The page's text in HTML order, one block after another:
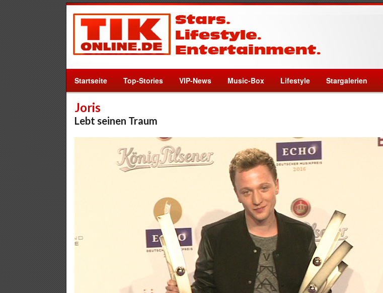
Startseite Top-Stories VIP-News Music-Box Lifestyle Stargalerien
Joris
Lebt seinen Traum